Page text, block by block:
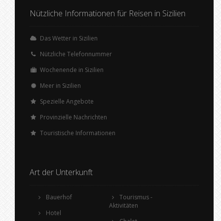
Nützliche Informationen für Reisen in Sizilien
Das Wetter in Sizilien
Nützliche Telefonnummer
Wochenende in Sizilien
Meer in Sizilien
Spezielle Angebote
Provinzielle Nachrichten
Touristische Informationen
Art der Unterkunft
Bauerhof
Hotel
Tourismus -
Aktivitäten